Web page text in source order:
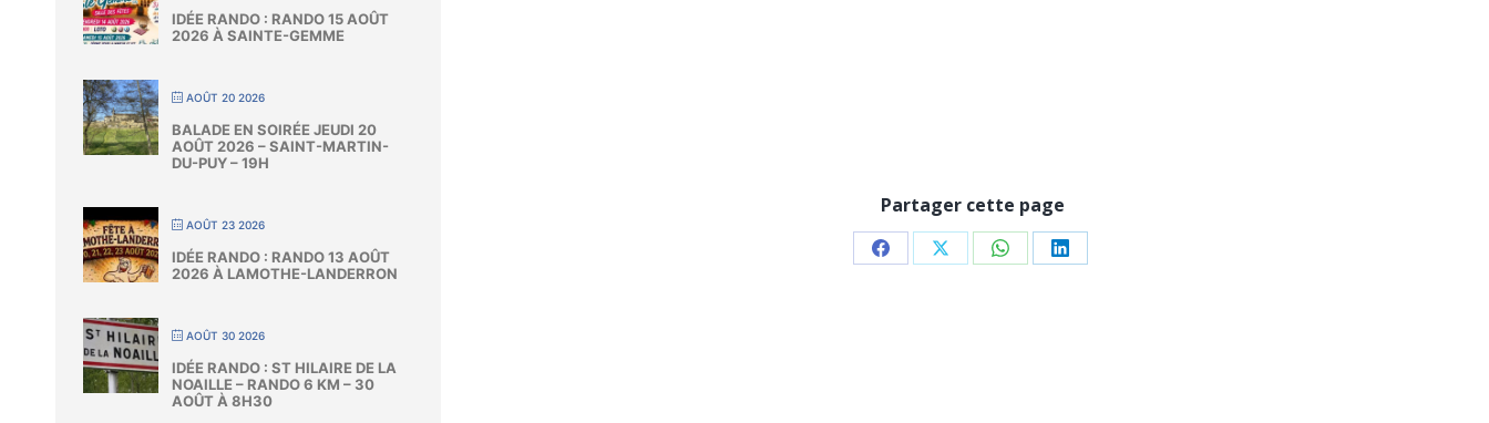
Partager cette page
PartagerPartagerPartagerPartager
IDÉE RANDO : RANDO 15 AOÛT
2026 À SAINTE-GEMME
AOÛT 20 2026
BALADE EN SOIRÉE JEUDI 20
AOÛT 2026 – SAINT-MARTIN-
DU-PUY – 19H
AOÛT 23 2026
IDÉE RANDO : RANDO 13 AOÛT
2026 À LAMOTHE-LANDERRON
AOÛT 30 2026
IDÉE RANDO : ST HILAIRE DE LA
NOAILLE – RANDO 6 KM – 30
AOÛT À 8H30